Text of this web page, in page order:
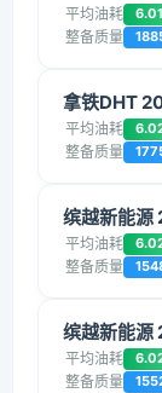
平均油耗 6.01
整备质量
拿铁DHT
平均油耗
整备质量
缤越新能源
平均油耗
整备质量
缤越新能源
平均油耗
整备质量